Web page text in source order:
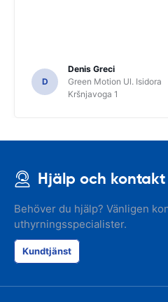
D
Denis Greci
Green Motion Ul. Isidora
Kršnjavoga 1
Hjälp och kontakt
Behöver du hjälp? Vänligen
uthyrningsspecialister.
Kundtjänst